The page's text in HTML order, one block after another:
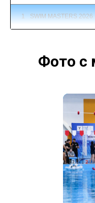
1 SWIM MASTERS 2026
Фото с